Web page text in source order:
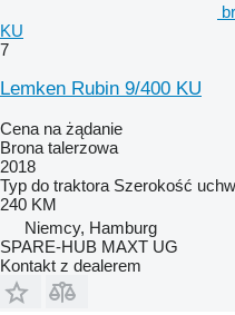
KU
7
Lemken Rubin 9/400 KU
Cena na żądanie
Brona talerzowa
2018
Typ do traktora Szerokość
240 KM
Niemcy, Hamburg
SPARE-HUB MAXT UG
Kontakt z dealerem